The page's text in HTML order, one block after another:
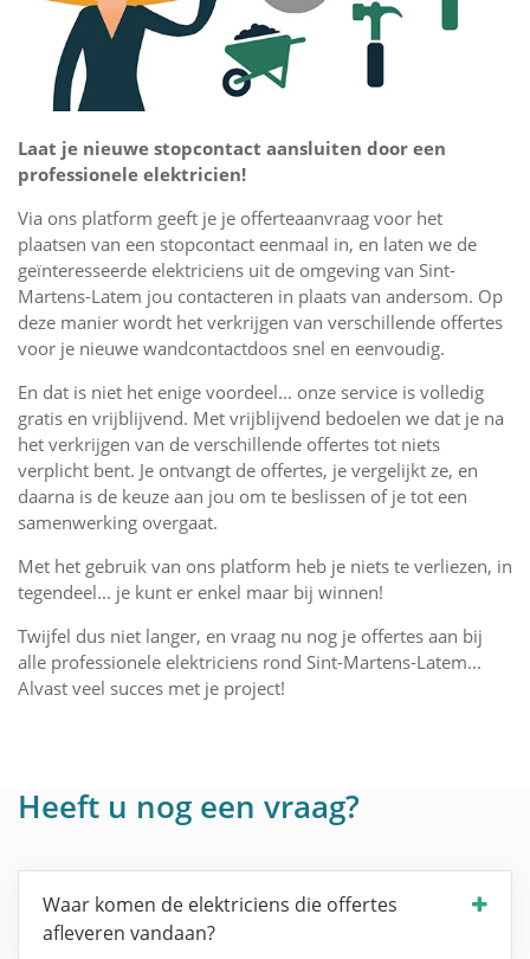
Laat je nieuwe stopcontact aansluiten door een
professionele elektricien!
Via ons platform geeft je je offerteaanvraag voor het
plaatsen van een stopcontact eenmaal in, en laten we de
geïnteresseerde elektriciens uit de omgeving van Sint-
Martens-Latem jou contacteren in plaats van andersom. Op
deze manier wordt het verkrijgen van verschillende offertes
voor je nieuwe wandcontactdoos snel en eenvoudig.
En dat is niet het enige voordeel... onze service is volledig
gratis en vrijblijvend. Met vrijblijvend bedoelen we dat je na
het verkrijgen van de verschillende offertes tot niets
verplicht bent. Je ontvangt de offertes, je vergelijkt ze, en
daarna is de keuze aan jou om te beslissen of je tot een
samenwerking overgaat.
Met het gebruik van ons platform heb je niets te verliezen, in
tegendeel... je kunt er enkel maar bij winnen!
Twijfel dus niet langer, en vraag nu nog je offertes aan bij
alle professionele elektriciens rond Sint-Martens-Latem...
Alvast veel succes met je project!
Heeft u nog een vraag?
Waar komen de elektriciens die offertes
afleveren vandaan?